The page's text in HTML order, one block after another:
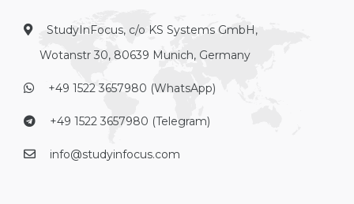
StudyInFocus, c/o KS Systems GmbH,
Wotanstr 30, 80639 Munich, Germany
+49 1522 3657980 (WhatsApp)
+49 1522 3657980 (Telegram)
info@studyinfocus.com